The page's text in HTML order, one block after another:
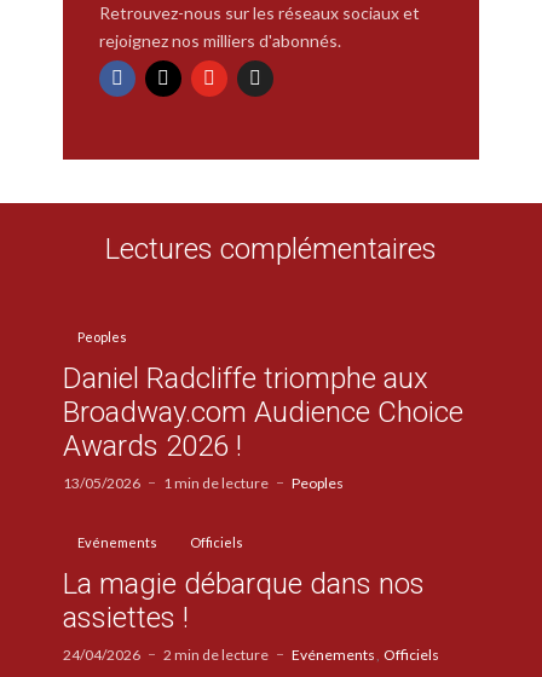
Retrouvez-nous sur les réseaux sociaux et
rejoignez nos milliers d'abonnés.
Lectures complémentaires
Peoples
Daniel Radcliffe triomphe aux
Broadway.com Audience Choice
Awards 2026 !
13/05/2026 1 min de lecture Peoples
Evénements Officiels
La magie débarque dans nos
assiettes !
24/04/2026 2 min de lecture Evénements Officiels